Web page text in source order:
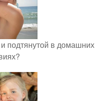
и подтянутой в домашних